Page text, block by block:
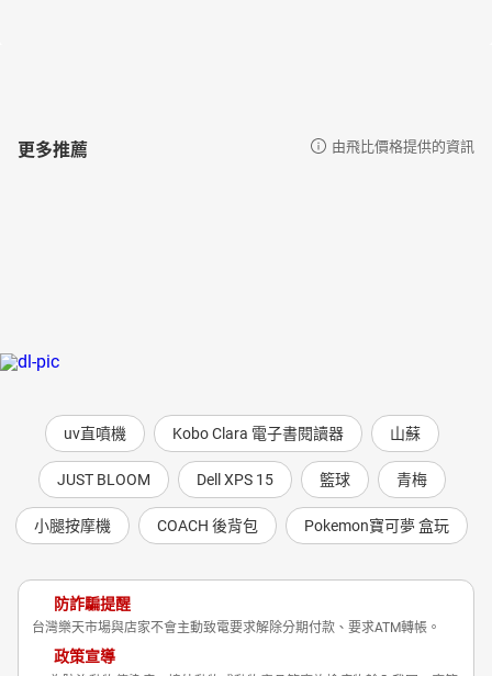
更多推薦 由飛比價格提供的資訊
uv直噴機 Kobo Clara 電子書閱讀器 山蘇
JUST BLOOM Dell XPS 15 籃球 青梅
小腿按摩機 COACH 後背包 Pokemon寶可夢 盒玩
防詐騙提醒
台灣樂天市場與店家不會主動致電要求解除分期付款、要求ATM轉帳。
政策宣導